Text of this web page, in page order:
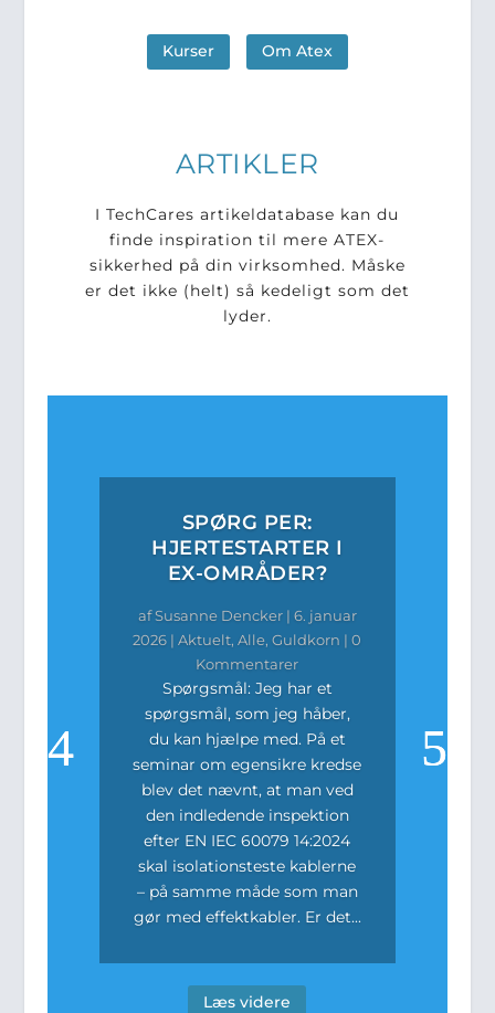
Kurser Om Atex
ARTIKLER
I TechCares artikeldatabase kan du
finde inspiration til mere ATEX-
sikkerhed på din virksomhed. Måske
er det ikke (helt) så kedeligt som det
lyder.
SPØRG PER:
HJERTESTARTER I
EX-OMRÅDER?
afSusanne Dencker| 6. januar
2026 |Aktuelt,Alle,Guldkorn | 0
Kommentarer
Spørgsmål: Jeg har et
spørgsmål, som jeg håber,
du kan hjælpe med. På et
seminar om egensikre kredse
blev det nævnt, at man ved
den indledende inspektion
efter EN IEC 60079 14:2024
skal isolationsteste kablerne
– på samme måde som man
gør med effektkabler. Er det...
Læs videre